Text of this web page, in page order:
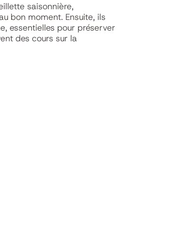
saisonnière,
bon moment. Ensuite, ils
essentielles pour préserver
des cours sur la